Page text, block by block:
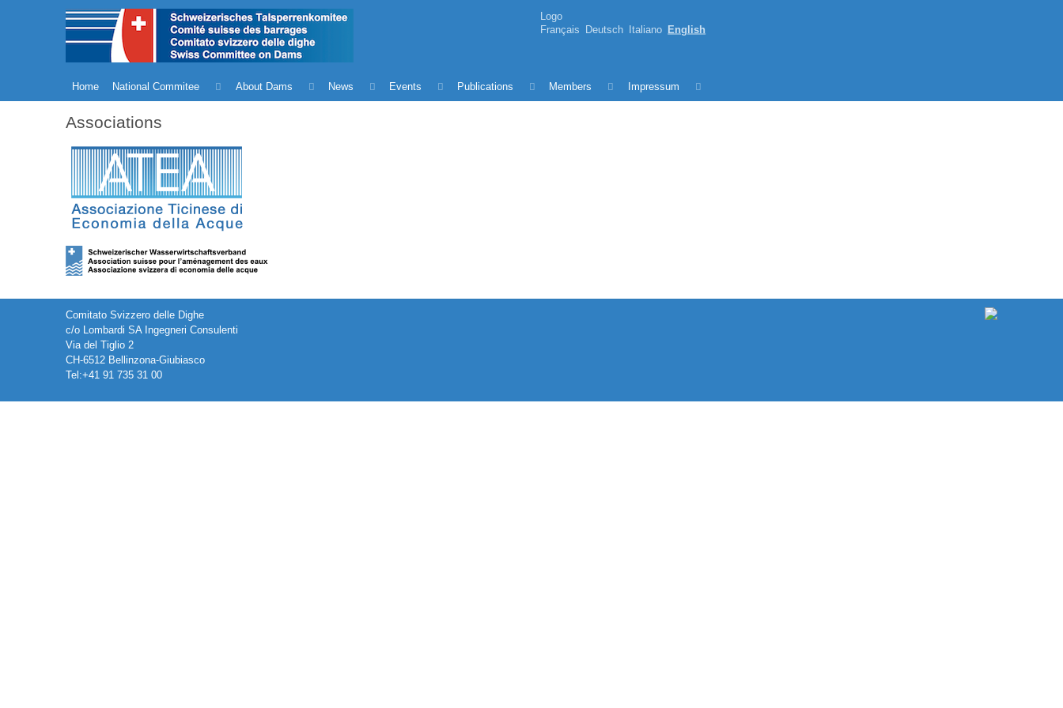
Logo
Français
Deutsch Italiano English
Home National Commitee About Dams News Events Publications Members Impressum
Associations
Comitato Svizzero delle Dighe
c/o Lombardi SA Ingegneri Consulenti
Via del Tiglio 2
CH-6512 Bellinzona-Giubiasco
Tel:+41 91 735 31 00